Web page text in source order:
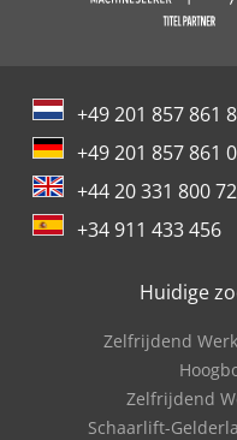
+49 201 857 861
+49 201 857 861 0
+44 20 331 800 72
+34 911 433 456
Huidige
Zelfrijdend
Zelfrijdend
Schaarlift-